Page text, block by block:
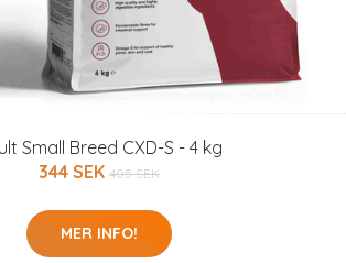
Small Breed CXD-S - 4 kg
344 SEK 405 SEK
MER INFO!